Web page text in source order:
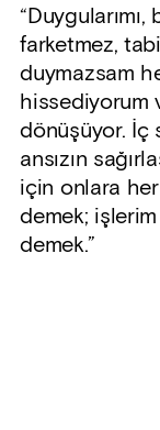
farketmez,
duymazsam
hissediyorum
dönüşüyor. İç
ansızın
için onlara
demek;
demek.”